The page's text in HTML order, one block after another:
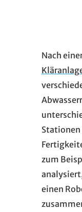
Nach
Stationen
zum
einen